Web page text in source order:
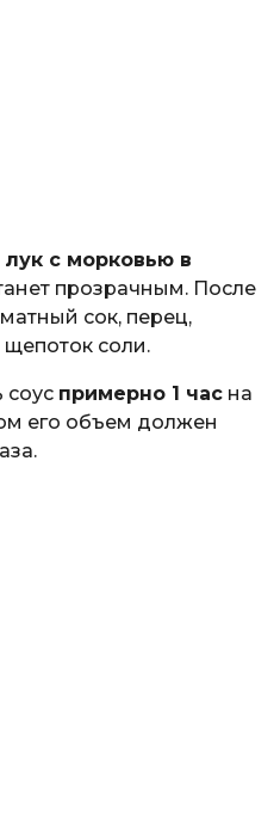
с морковью в
прозрачным. После
сок, перец,
щепоток соли.
соус примерно 1 час на
его объем должен